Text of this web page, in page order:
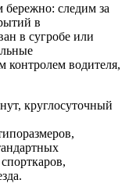
следим за
в
в сугробе или
контролем водителя,
круглосуточный